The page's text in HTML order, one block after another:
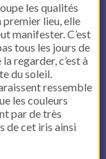
les qualités
premier lieu, elle
manifester. C’est
tous les jours de
regarder, c’est à
du soleil.
ressemble
les couleurs
par de très
de cet iris ainsi